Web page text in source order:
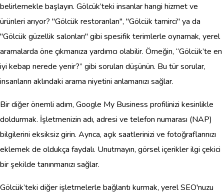
belirlemekle başlayın. Gölcük’teki insanlar hangi hizmet ve
ürünleri arıyor? "Gölcük restoranları", "Gölcük tamirci" ya da
"Gölcük güzellik salonları" gibi spesifik terimlerle oynamak, yerel
aramalarda öne çıkmanıza yardımcı olabilir. Örneğin, “Gölcük’te en
iyi kebap nerede yenir?” gibi soruları düşünün. Bu tür sorular,
insanların aklındaki arama niyetini anlamanızı sağlar.
Bir diğer önemli adım, Google My Business profilinizi kesinlikle
doldurmak. İşletmenizin adı, adresi ve telefon numarası (NAP)
bilgilerini eksiksiz girin. Ayrıca, açık saatlerinizi ve fotoğraflarınızı
eklemek de oldukça faydalı. Unutmayın, görsel içerikler ilgi çekici
bir şekilde tanınmanızı sağlar.
Gölcük’teki diğer işletmelerle bağlantı kurmak, yerel SEO'nuzu